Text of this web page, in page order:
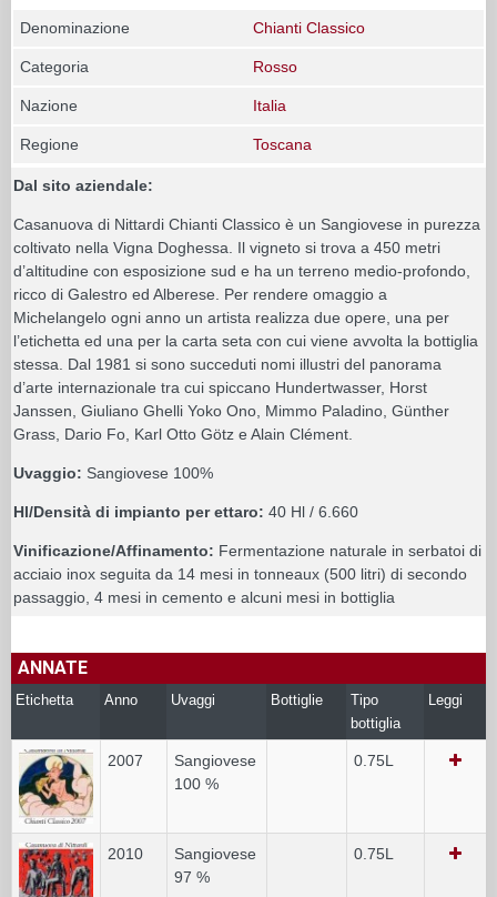
Denominazione Chianti Classico
Categoria Rosso
Nazione Italia
Regione Toscana
Dal sito aziendale:
Casanuova di Nittardi Chianti Classico è un Sangiovese in purezza
coltivato nella Vigna Doghessa. Il vigneto si trova a 450 metri
d’altitudine con esposizione sud e ha un terreno medio-profondo,
ricco di Galestro ed Alberese. Per rendere omaggio a
Michelangelo ogni anno un artista realizza due opere, una per
l’etichetta ed una per la carta seta con cui viene avvolta la bottiglia
stessa. Dal 1981 si sono succeduti nomi illustri del panorama
d’arte internazionale tra cui spiccano Hundertwasser, Horst
Janssen, Giuliano Ghelli Yoko Ono, Mimmo Paladino, Günther
Grass, Dario Fo, Karl Otto Götz e Alain Clément.
Uvaggio: Sangiovese 100%
Hl/Densità di impianto per ettaro: 40 Hl / 6.660
Vinificazione/Affinamento: Fermentazione naturale in serbatoi di
acciaio inox seguita da 14 mesi in tonneaux (500 litri) di secondo
passaggio, 4 mesi in cemento e alcuni mesi in bottiglia
ANNATE
Etichetta Anno Uvaggi Bottiglie
Tipo
bottiglia
Leggi
2007
Sangiovese
100 %
0.75L
2010
Sangiovese
97 %
0.75L